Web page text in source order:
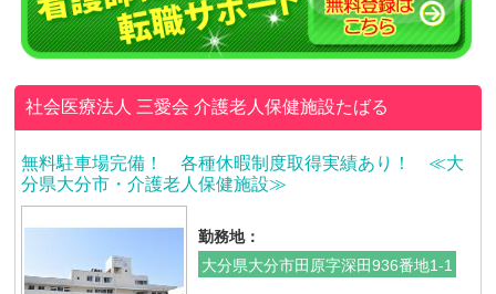
社会医療法人 三愛会介護老人保健施設たばる
無料駐車場完備！ 各種休暇制度取得実績あり！ ≪大
分県大分市・介護老人保健施設≫
勤務地：
大分県大分市田原字深田936番地1-1